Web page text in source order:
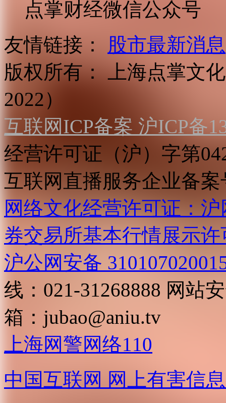
点掌财经微信公众号
友情链接：
股市最新消息
版权所有：
上海点掌文
2022）
互联网ICP备案 沪ICP备
经营许可证（沪）字第
互联网直播服务企业备案
网络文化经营许可证：
券交易所基本行情展示许
沪公网安备
线：021-31268888 网站
箱： jubao@aniu.tv
上海网警网络110
中国互联网 网上有害信